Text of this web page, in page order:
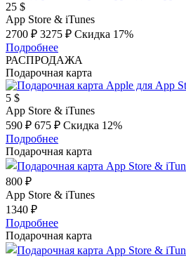
25 $
App Store & iTunes
2700 ₽ 3275 ₽ Скидка 17%
Подробнее
РАСПРОДАЖА
Подарочная карта
5 $
App Store & iTunes
590 ₽ 675 ₽ Скидка 12%
Подробнее
Подарочная карта
800 ₽
App Store & iTunes
1340 ₽
Подробнее
Подарочная карта